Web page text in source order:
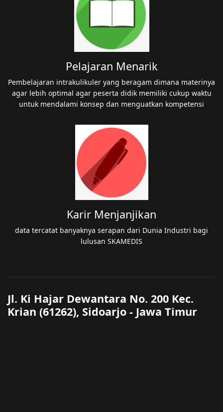
Pelajaran Menarik
Pembelajaran intrakulikuler yang beragam dimana materinya
agar lebih optimal agar peserta didik memiliki cukup waktu
untuk mendalami konsep dan menguatkan kompetensi
Karir Menjanjikan
data tercatat banyaknya serapan dari Dunia Industri bagi
lulusan SKAMEDIS
Jl. Ki Hajar Dewantara No. 200 Kec.
Krian (61262), Sidoarjo - Jawa Timur